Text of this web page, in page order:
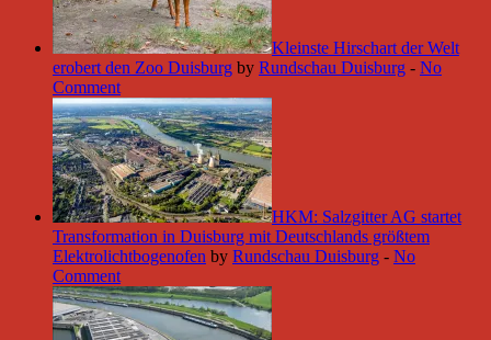
Kleinste Hirschart der Welt
erobert den Zoo Duisburg by Rundschau Duisburg - No
Comment
HKM: Salzgitter AG startet
Transformation in Duisburg mit Deutschlands größtem
Elektrolichtbogenofen by Rundschau Duisburg - No
Comment